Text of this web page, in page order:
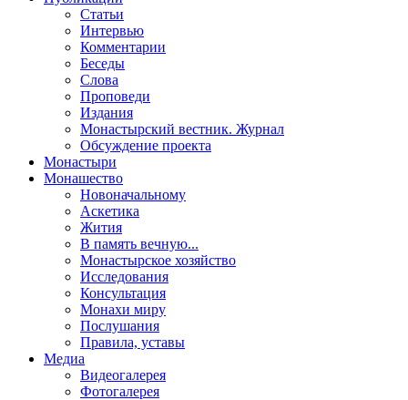
Статьи
Интервью
Комментарии
Беседы
Слова
Проповеди
Издания
Монастырский вестник. Журнал
Обсуждение проекта
Монастыри
Монашество
Новоначальному
Аскетика
Жития
В память вечную...
Монастырское хозяйство
Исследования
Консультация
Монахи миру
Послушания
Правила, уставы
Медиа
Видеогалерея
Фотогалерея